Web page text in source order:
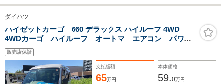
ダイハツ
ハイゼットカーゴ 660 デラックス ハイルーフ 4WD
4WDカーゴ ハイルーフ オートマ エアコン パワス
テ パワーウィンドウ 両側スライドドア 集中ドアロ
ック ドアバイザー タイミングチェーン キーレス
販売店保証
支払総額
65万円
本体価格
59.0万円